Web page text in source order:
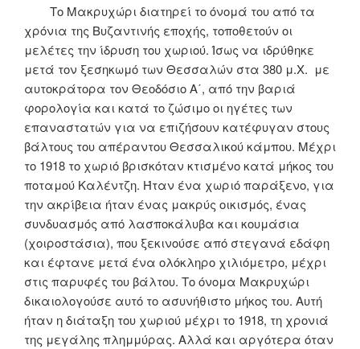
Το Μακρυχώρι διατηρεί το όνομά του από τα
χρόνια της Βυζαντινής εποχής, τοποθετούν οι
μελέτες την ίδρυση του χωριού. Ίσως να ιδρύθηκε
μετά τον ξεσηκωμό των Θεσσαλών στα 380 μ.Χ. με
αυτοκράτορα τον Θεοδόσιο Α΄, από την βαριά
φορολογία και κατά το ζώσιμο οι ηγέτες των
επαναστατών για να επιζήσουν κατέφυγαν στους
βάλτους του απέραντου Θεσσαλικού κάμπου. Μέχρι
το 1918 το χωριό βρισκόταν κτισμένο κατά μήκος του
ποταμού Καλέντζη. Ήταν ένα χωριό παράξενο, για
την ακρίβεια ήταν ένας μακρύς οικισμός, ένας
συνδυασμός από λασποκάλυβα και κουμάσια
(χοιροστάσια), που ξεκινούσε από στεγανά εδάφη
και έφτανε μετά ένα ολόκληρο χιλιόμετρο, μέχρι
στις παρυφές του βάλτου. Το όνομα Μακρυχώρι
δικαιολογούσε αυτό το ασυνήθιστο μήκος του. Αυτή
ήταν η διάταξη του χωριού μέχρι το 1918, τη χρονιά
της μεγάλης πλημμύρας. Αλλά και αργότερα όταν